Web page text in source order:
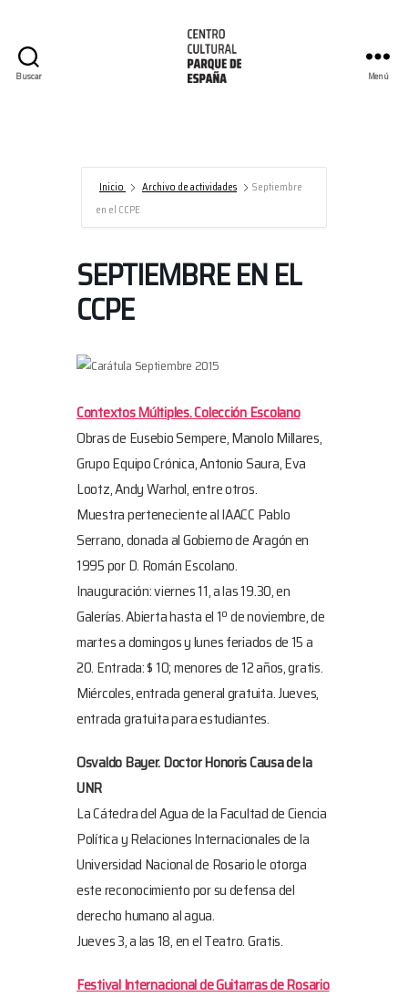
Buscar
España/AECID
Menú
Inicio Archivo de actividades
Septiembre
en el CCPE
SEPTIEMBRE EN EL
CCPE
Contextos Múltiples. Colección Escolano
Obras de Eusebio Sempere, Manolo Millares,
Grupo Equipo Crónica, Antonio Saura, Eva
Lootz, Andy Warhol, entre otros.
Muestra perteneciente al IAACC Pablo
Serrano, donada al Gobierno de Aragón en
1995 por D. Román Escolano.
Inauguración: viernes 11, a las 19.30, en
Galerías. Abierta hasta el 1º de noviembre, de
martes a domingos y lunes feriados de 15 a
20. Entrada: $ 10; menores de 12 años, gratis.
Miércoles, entrada general gratuita. Jueves,
entrada gratuita para estudiantes.
Osvaldo Bayer. Doctor Honoris Causa de la
UNR
La Cátedra del Agua de la Facultad de Ciencia
Política y Relaciones Internacionales de la
Universidad Nacional de Rosario le otorga
este reconocimiento por su defensa del
derecho humano al agua.
Jueves 3, a las 18, en el Teatro. Gratis.
Festival Internacional de Guitarras de Rosario